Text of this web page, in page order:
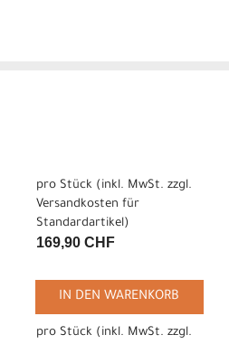
pro Stück (inkl. MwSt. zzgl.
Versandkosten für
Standardartikel)
169,90 CHF
IN DEN WARENKORB
pro Stück (inkl. MwSt. zzgl.